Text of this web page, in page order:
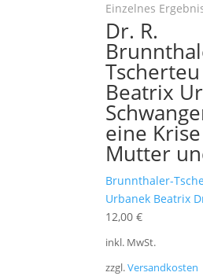
Einzelnes
Dr. R.
Beatrix
eine
Mutter
Brunnthaler-
Urbanek Beatrix
12,00€
inkl. MwSt.
zzgl.Versandkosten